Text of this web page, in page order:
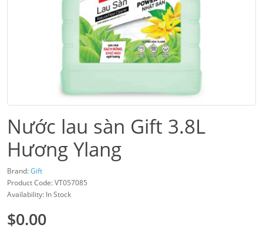
Nước lau sàn Gift 3.8L
Hương Ylang
Brand:Gift
Product Code: VT057085
Availability: In Stock
$0.00